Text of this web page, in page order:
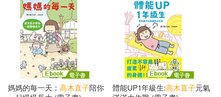
媽媽的每一天： 高木直子陪你
體能UP1年級生:高木直子元氣